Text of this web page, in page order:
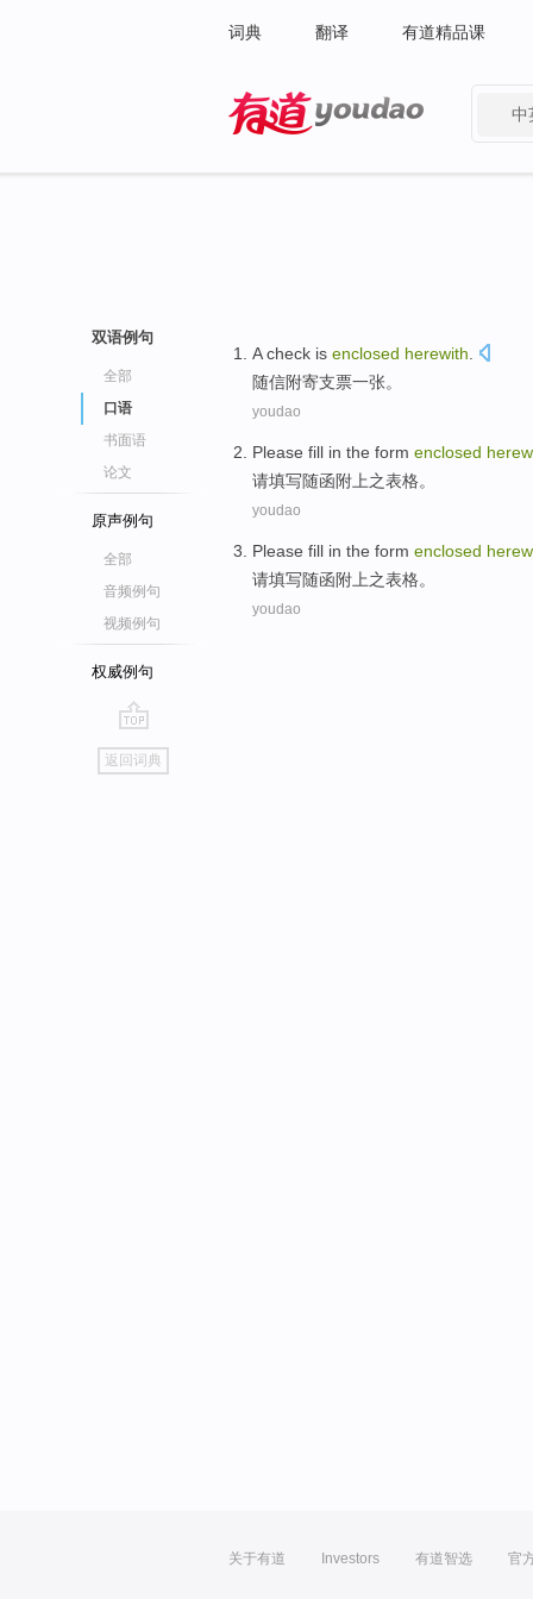
词典 翻译 有道精品课
中
双语例句
全部
口语
书面语
论文
原声例句
全部
音频例句
视频例句
权威例句
go
top
返回词典
A check is enclosed herewith
随信附寄支票一张。
youdao
Please fill in the form enclosed
请填写随函附上之表格。
youdao
Please fill in the form enclosed
请填写随函附上之表格。
youdao
关于有道 Investors 有道智选 官